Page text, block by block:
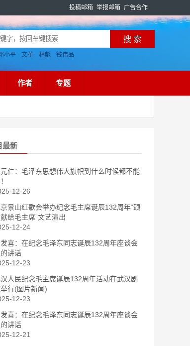
投稿邮箱 举报邮箱 广告合作
小平 文革 林彪 钱伟品
作者 专题
最新
仁：毛泽东思想伟大旗帜到什么时候都不能
12-26
景山红歌会举办纪念毛主席诞辰132周年“颂
给毛主席”文艺演出
12-24
喜：在纪念毛泽东同志诞辰132周年座谈会
的讲话
12-23
人民纪念毛主席诞辰132周年活动在武汉剧
举行(图片新闻)
12-23
喜：在纪念毛泽东同志诞辰132周年座谈会
的讲话
12-21